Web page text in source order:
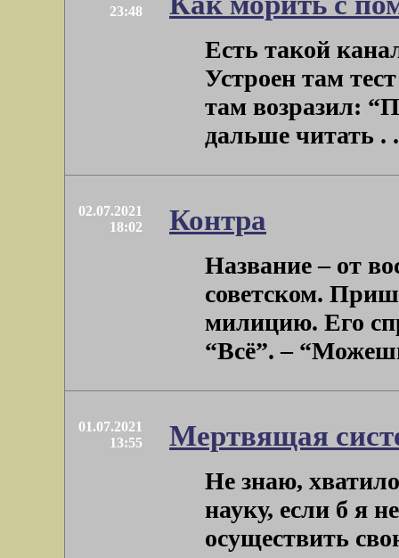
23:48
Есть такой
Устроен там
там возразил:
дальше читать .
02.07.2021
18:02
Контра
Название – от
советском.
милицию. Его
“Всё”. –
01.07.2021
13:55
Мертвящая
Не знаю,
науку, если б я
осуществить